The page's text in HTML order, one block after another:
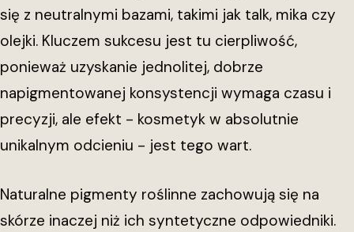
się z neutralnymi bazami, takimi jak talk, mika czy
olejki. Kluczem sukcesu jest tu cierpliwość,
ponieważ uzyskanie jednolitej, dobrze
napigmentowanej konsystencji wymaga czasu i
precyzji, ale efekt - kosmetyk w absolutnie
unikalnym odcieniu - jest tego wart.
Naturalne pigmenty roślinne zachowują się na
skórze inaczej niż ich syntetyczne odpowiedniki.